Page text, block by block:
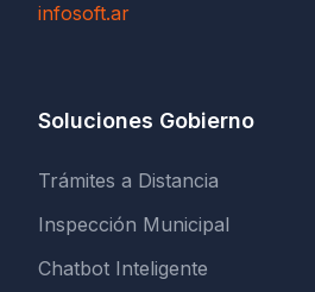
infosoft.ar
Soluciones Gobierno
Trámites a Distancia
Inspección Municipal
Chatbot Inteligente